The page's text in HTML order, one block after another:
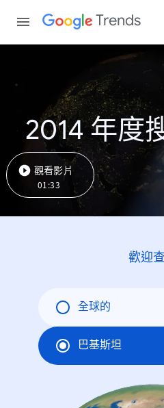
Trends
2014 年度
觀看影片
01:33
歡迎
全球的
巴基斯坦